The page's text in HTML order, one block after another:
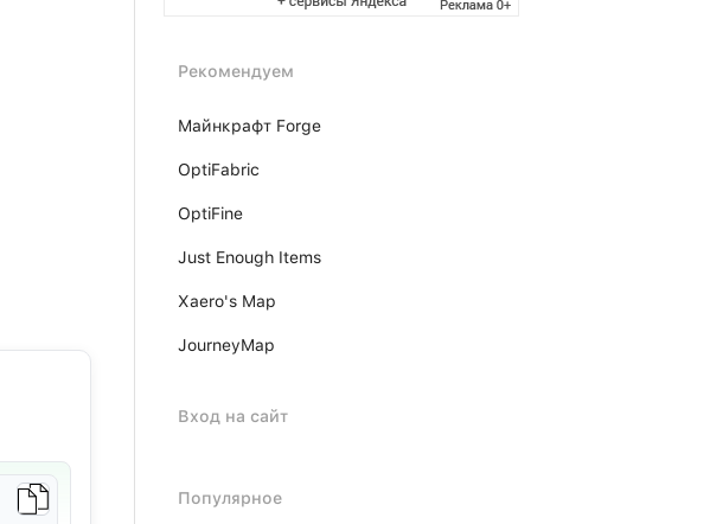
Рекомендуем
Майнкрафт Forge
OptiFabric
OptiFine
Just Enough Items
Xаero's Mаp
JourneyMap
Вход на сайт
Популярное